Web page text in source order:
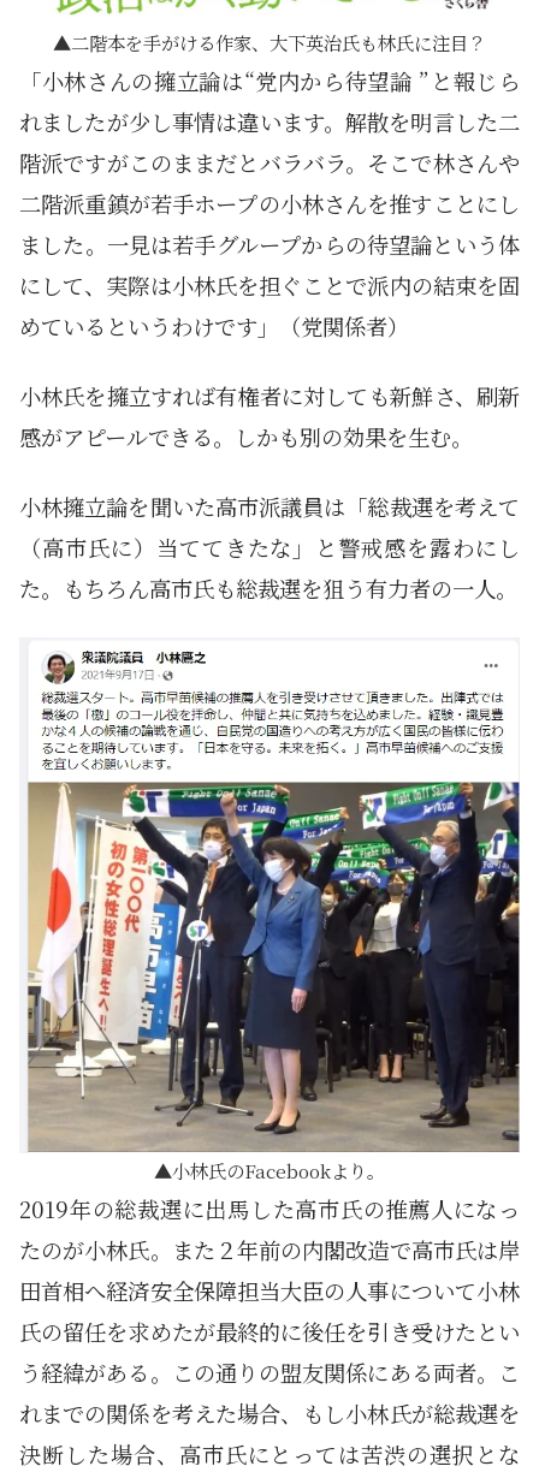
二階本を手がける作家、大下英治氏も林氏に注目？
「小林さんの擁立論は“党内から待望論 ”と報じら
れましたが少し事情は違います。解散を明言した二
階派ですがこのままだとバラバラ。そこで林さんや
二階派重鎮が若手ホープの小林さんを推すことにし
ました。一見は若手グループからの待望論という体
にして、実際は小林氏を担ぐことで派内の結束を固
めているというわけです」（党関係者）
小林氏を擁立すれば有権者に対しても新鮮さ、刷新
感がアピールできる。しかも別の効果を生む。
小林擁立論を聞いた高市派議員は「総裁選を考えて
（高市氏に）当ててきたな」と警戒感を露わにし
た。もちろん高市氏も総裁選を狙う有力者の一人。
小林氏のFacebookより。
2019年の総裁選に出馬した高市氏の推薦人になっ
たのが小林氏。また２年前の内閣改造で高市氏は岸
田首相へ経済安全保障担当大臣の人事について小林
氏の留任を求めたが最終的に後任を引き受けたとい
う経緯がある。この通りの盟友関係にある両者。こ
れまでの関係を考えた場合、もし小林氏が総裁選を
決断した場合、高市氏にとっては苦渋の選択とな